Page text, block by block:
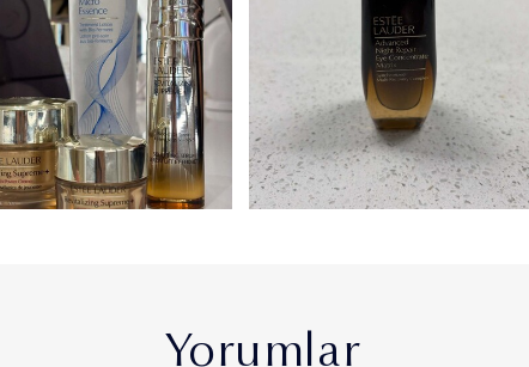
Yorumlar
i. Mağaza ziyaretleriniz esnasında yapmış olduğunuz
alışverişler neticesinde kasalardan sözlü veya yazılı olarak,
ii. Şirkete ait internet siteleri üzerinden gerçekleştirmiş
olduğunuz ziyaretler, üyelik, kayıt ve alışverişler vasıtasıyla,
iii. Şirket uzmanının çalıştığı anlaşmalı satış noktalarında
yapılan satışlar, buralarda bulunan Şirket çalışanları ve
doldurulan bilgi formları vasıtasıyla,
iv. Sephora, Boyner, Sevil mağazaları ve çeşitli
şikâyet platformları üzerinden, global ya da Müşteri İletişim
Merkezi’ne yapmış oldukları sözlü ve yazılı şikayetler